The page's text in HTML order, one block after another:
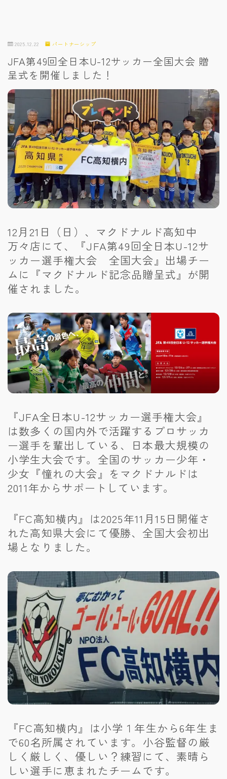
2025.12.22 パートナーシップ
JFA第49回全日本U-12サッカー全国大会 贈
呈式を開催しました！
12月21日（日）、マクドナルド高知中
万々店にて、『JFA第49回全日本U-12サ
ッカー選手権大会 全国大会』出場チー
ムに『マクドナルド記念品贈呈式』が開
催されました。
『JFA全日本U-12サッカー選手権大会』
は数多くの国内外で活躍するプロサッカ
ー選手を輩出している、日本最大規模の
小学生大会です。全国のサッカー少年・
少女『憧れの大会』をマクドナルドは
2011年からサポートしています。
『FC高知横内』は2025年11月15日開催さ
れた高知県大会にて優勝、全国大会初出
場となりました。
『FC高知横内』は小学１年生から6年生ま
で60名所属されています。小谷監督の厳
しく厳しく、優しい？練習にて、素晴ら
しい選手に恵まれたチームです。